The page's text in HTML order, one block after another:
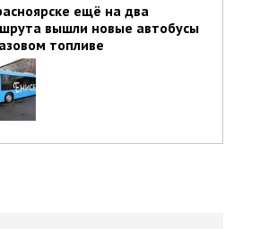
ещё на два
вышли новые автобусы
топливе